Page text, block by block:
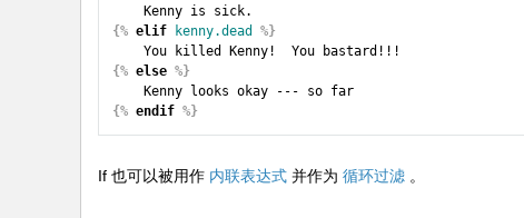
{% elif kenny.dead
%}
{% else %}
{% endif %}
If 也可以被用作 内联表达式 并作为 循环过滤 。